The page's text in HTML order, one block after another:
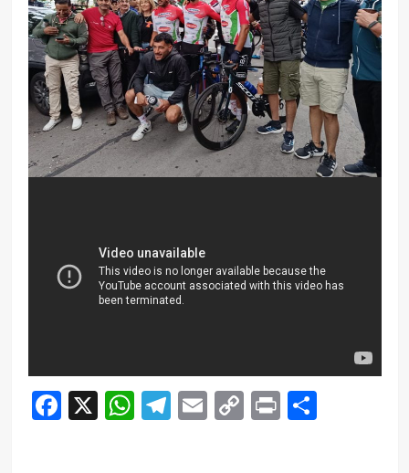
Facebook
X WhatsApp
Telegram
EmailCopy
Print